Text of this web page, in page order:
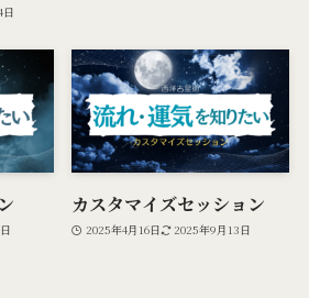
カスタマイズセッション
2025年4月16日 2025年9月13日